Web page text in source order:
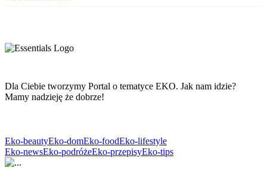
Dla Ciebie tworzymy Portal o tematyce EKO. Jak nam idzie?
Mamy nadzieję że dobrze!
Eko-beautyEko-domEko-foodEko-lifestyle
Eko-newsEko-podróżeEko-przepisyEko-tips